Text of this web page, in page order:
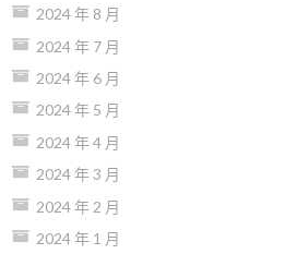
2024 年 8 月
2024 年 7 月
2024 年 6 月
2024 年 5 月
2024 年 4 月
2024 年 3 月
2024 年 2 月
2024 年 1 月